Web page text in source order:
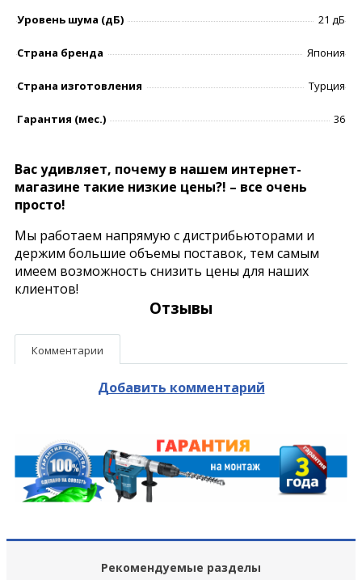
Уровень шумa (дБ) 21 дБ
Страна бренда Япония
Страна изготовления Турция
Гарантия (мес.) 36
Вас удивляет, почему в нашем интернет-
магазине такие низкие цены?! – все очень
просто!
Мы работаем напрямую с дистрибьюторами и
держим большие объемы поставок, тем самым
имеем возможность снизить цены для наших
клиентов!
Отзывы
Комментарии
Добавить комментарий
Рекомендуемые разделы